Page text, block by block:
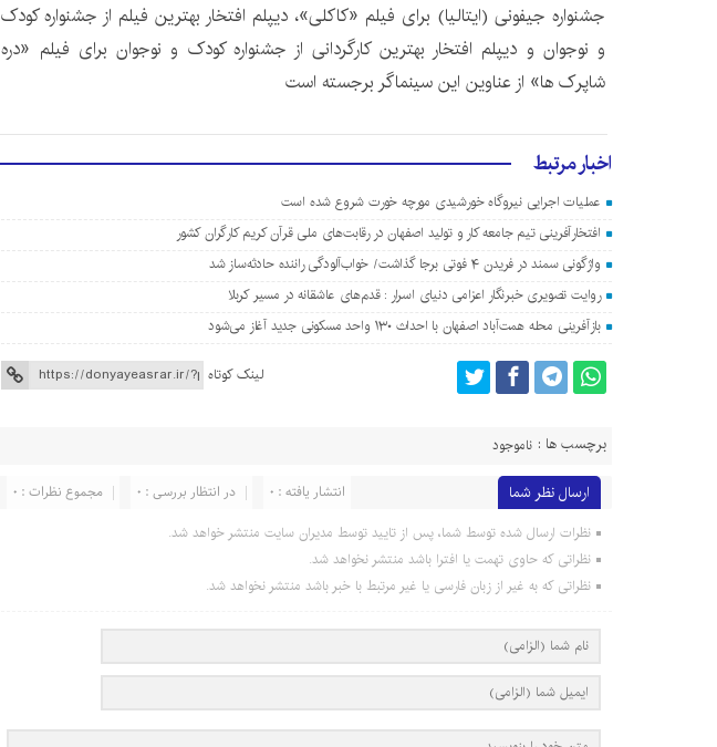
جشنواره جیفونی (ایتالیا) برای فیلم «کاکلی»، دیپلم افتخار بهترین فیلم از جشنواره کودک
و نوجوان و دیپلم افتخار بهترین کارگردانی از جشنواره کودک و نوجوان برای فیلم «دره
شاپرک ها» از عناوین این سینماگر برجسته است
اخبار مرتبط
عملیات اجرایی نیروگاه خورشیدی مورچه خورت شروع شده است
افتخارآفرینی تیم جامعه کار و تولید اصفهان در رقابت‌های ملی قرآن کریم کارگران کشور
واژگونی سمند در فریدن ۴ فوتی برجا گذاشت/ خواب‌آلودگی راننده حادثه‌ساز شد
روایت تصویری خبرنگار اعزامی دنیای اسرار : قدم‌های عاشقانه در مسیر کربلا
بازآفرینی محله همت‌آباد اصفهان با احداث ۱۳۰ واحد مسکونی جدید آغاز می‌شود
لینک کوتاه
برچسب ها : ناموجود
ارسال نظر شما مجموع نظرات : 0 در انتظار بررسی : 0 انتشار یافته : 0
نظرات ارسال شده توسط شما، پس از تایید توسط مدیران سایت منتشر خواهد شد.
نظراتی که حاوی تهمت یا افترا باشد منتشر نخواهد شد.
نظراتی که به غیر از زبان فارسی یا غیر مرتبط با خبر باشد منتشر نخواهد شد.